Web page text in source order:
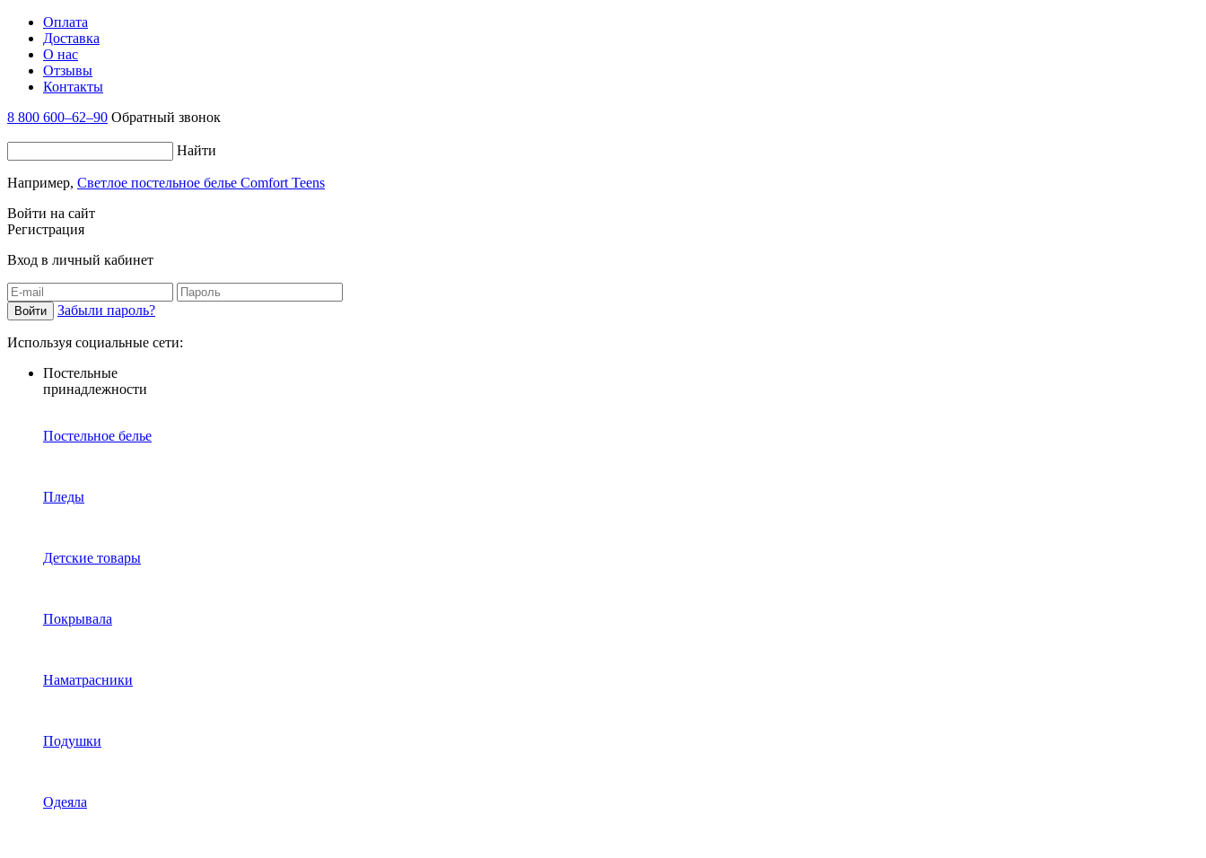
Оплата
Доставка
О нас
Отзывы
Контакты
8 800 600–62–90 Обратный звонок
Найти
Например, Светлое постельное белье Comfort Teens
Войти на сайт
Регистрация
Вход в личный кабинет
Забыли пароль?
Используя социальные сети:
Постельные
принадлежности
Постельное белье
Пледы
Детские товары
Покрывала
Наматрасники
Подушки
Одеяла